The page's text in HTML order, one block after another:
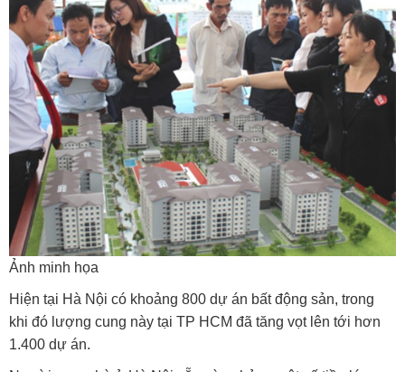
Ảnh minh họa
Hiện tại Hà Nội có khoảng 800 dự án bất động sản, trong
khi đó lượng cung này tại TP HCM đã tăng vọt lên tới hơn
1.400 dự án.